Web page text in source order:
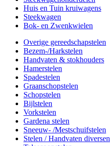
Huis en Tuin kruiwagens
Steekwagen
Bok- en Zwenkwielen
Overige gereedschapstelen
Bezem-/Harkstelen
Handvaten & stokhouders
Hamerstelen
Spadestelen
Graanschopstelen
Schopstelen
Bijlstelen
Vorkstelen
Gardena stelen
Sneeuw- /Mestschuifstelen
Stelen / Handvaten diversen